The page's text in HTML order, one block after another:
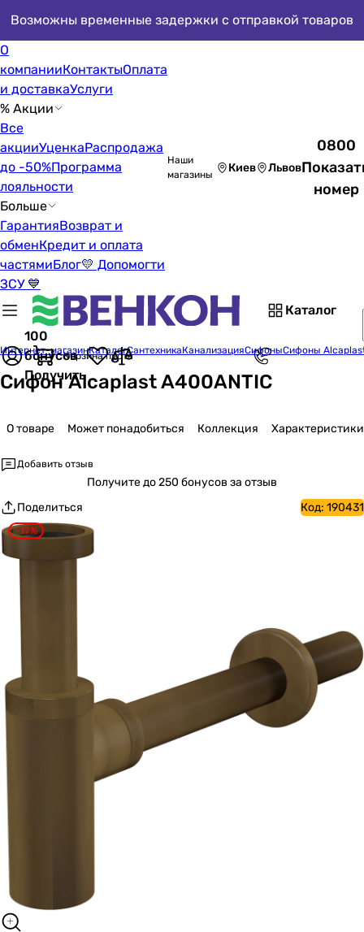
Возможны временные задержки с отправкой товаров
О
компанииКонтактыОплата
и доставкаУслуги
% Акции
Все
акцииУценкаРаспродажа
до -50%Программа
лояльности
Больше
ГарантияВозврат и
обменКредит и оплата
частямиБлог💛 Допомогти
ЗСУ 💙
Наши
магазины
Киев Львов
0800
номер
Каталог
100
бонусов
Получить
Корзина пуста
Интернет-магазинКаталогСантехникаКанализацияСифоныСифоны
Сифон Alcaplast A400ANTIC
О товаре Может понадобиться Коллекция Характеристики
Добавить отзыв
Получитедо 250 бонусов за отзыв
Поделиться
Код: 190431
-17%